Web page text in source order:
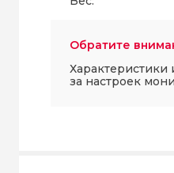
Обратите
Характеристики
за настроек